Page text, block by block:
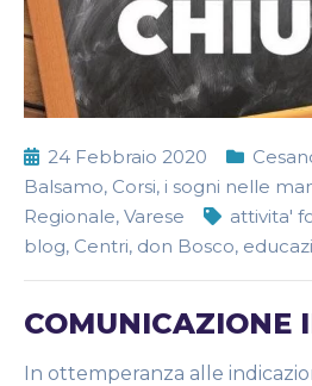
24 Febbraio 2020
Balsamo, Corsi, i sogni nelle
Regionale, Varese attivita'
blog, Centri, don Bosco,
COMUNICAZIONE
In ottemperanza alle